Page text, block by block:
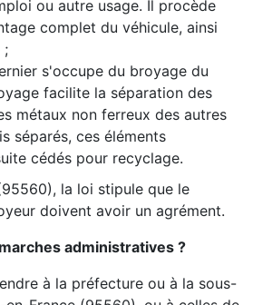
ou autre usage. Il procède
complet du véhicule, ainsi
;
s'occupe du broyage du
facilite la séparation des
métaux non ferreux des autres
séparés, ces éléments
cédés pour recyclage.
la loi stipule que le
doivent avoir un agrément.
administratives ?
à la préfecture ou à la sous-